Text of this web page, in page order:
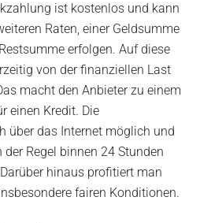
ist kostenlos und kann
Raten, einer Geldsumme
erfolgen. Auf diese
von der finanziellen Last
macht den Anbieter zu einem
einen Kredit. Die
über das Internet möglich und
Regel binnen 24 Stunden
hinaus profitiert man
fairen Konditionen.